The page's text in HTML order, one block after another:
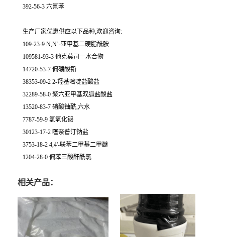
392-56-3 六氟苯
生产厂家优惠供应以下品种,欢迎咨询:
109-23-9 N,N’-亚甲基二硬脂酰胺
109581-93-3 他克莫司一水合物
14720-53-7 偏硼酸铅
38353-09-2 2-羟基嘧啶盐酸盐
32289-58-0 聚六亚甲基双胍盐酸盐
13520-83-7 硝酸铀酰,六水
7787-59-9 氯氧化铋
30123-17-2 噻奈普汀钠盐
3753-18-2 4,4'-联苯二甲基二甲醚
1204-28-0 偏苯三酸酐酰氯
相关产品：